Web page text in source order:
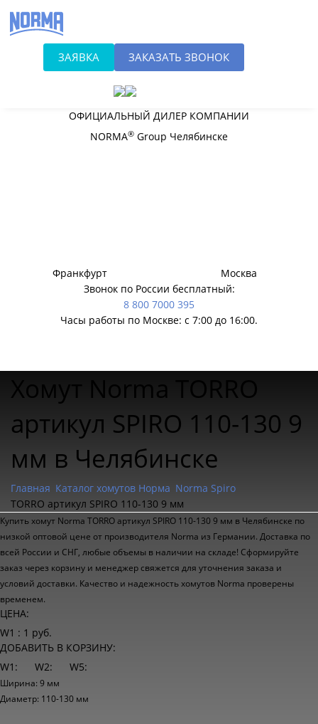
ЗАЯВКА ЗАКАЗАТЬ ЗВОНОК
ОФИЦИАЛЬНЫЙ ДИЛЕР КОМПАНИИ
NORMA® Group Челябинске
Франкфурт
Звонок по России бесплатный:
8 800 7000 395
Часы работы по Москве: с 7:00 до 16:00.
Москва
Хомут Norma TORRO
артикул SPIRO 110-130 9
мм в Челябинске
Главная Каталог хомутов Норма Norma Spiro
TORRO артикул SPIRO 110-130 9 мм
Купить хомут Norma TORRO артикул SPIRO 110-130 9 мм в Челябинске по
низкой оптовой цене от производителя Norma из Германии. Доставка по
всей России и СНГ, любые объемы в наличии на складе! Сформируйте
заказ через корзину и менеджер свяжется для уточнения заказа и
условий доставки. Качество и надежность хомутов Norma проверены
временем.
ЦЕНА:
W1 : 1 руб.
ДОБАВИТЬ В КОРЗИНУ:
W1:
W2: W5:
Ширина: 9 мм
Диаметр: 110-130 мм